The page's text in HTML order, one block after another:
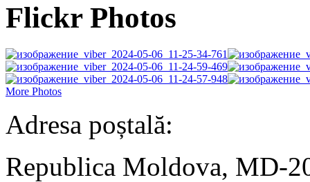
Flickr Photos
More Photos
Adresa poștală:
Republica Moldova, MD-